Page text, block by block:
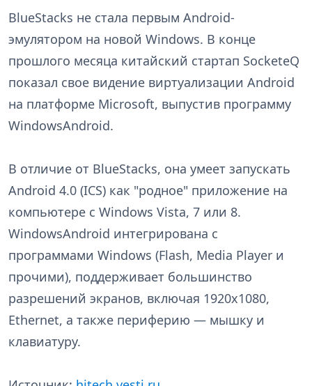
BlueStacks не стала первым Android-
эмулятором на новой Windows. В конце
прошлого месяца китайский стартап SocketeQ
показал свое видение виртуализации Android
на платформе Microsoft, выпустив программу
WindowsAndroid.
В отличие от BlueStacks, она умеет запускать
Android 4.0 (ICS) как "родное" приложение на
компьютере с Windows Vista, 7 или 8.
WindowsAndroid интегрирована с
программами Windows (Flash, Media Player и
прочими), поддерживает большинство
разрешений экранов, включая 1920х1080,
Ethernet, а также периферию — мышку и
клавиатуру.